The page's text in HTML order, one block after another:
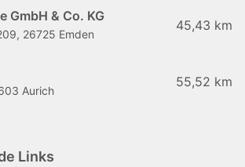
GmbH & Co. KG
26725 Emden
45,43 km
Aurich
55,52 km
Links